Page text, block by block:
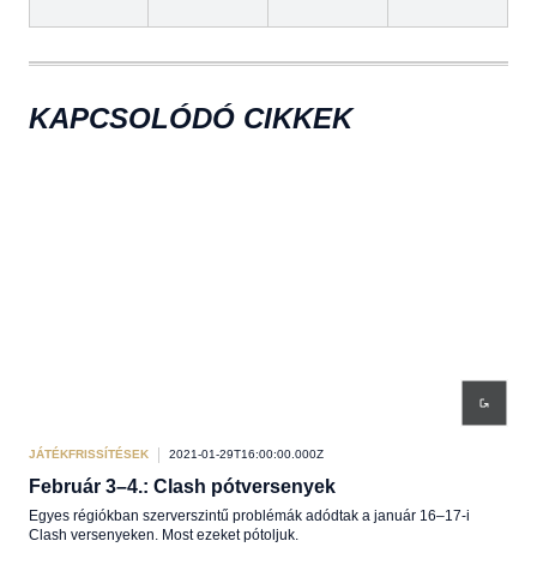
KAPCSOLÓDÓ CIKKEK
JÁTÉKFRISSÍTÉSEK 2021-01-29T16:00:00.000Z
Február 3–4.: Clash pótversenyek
Egyes régiókban szerverszintű problémák adódtak a január 16–17-i
Clash versenyeken. Most ezeket pótoljuk.